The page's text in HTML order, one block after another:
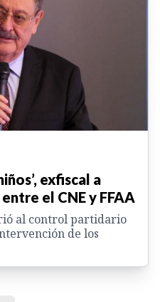
exfiscal a
el CNE y FFAA
al control partidario
de los